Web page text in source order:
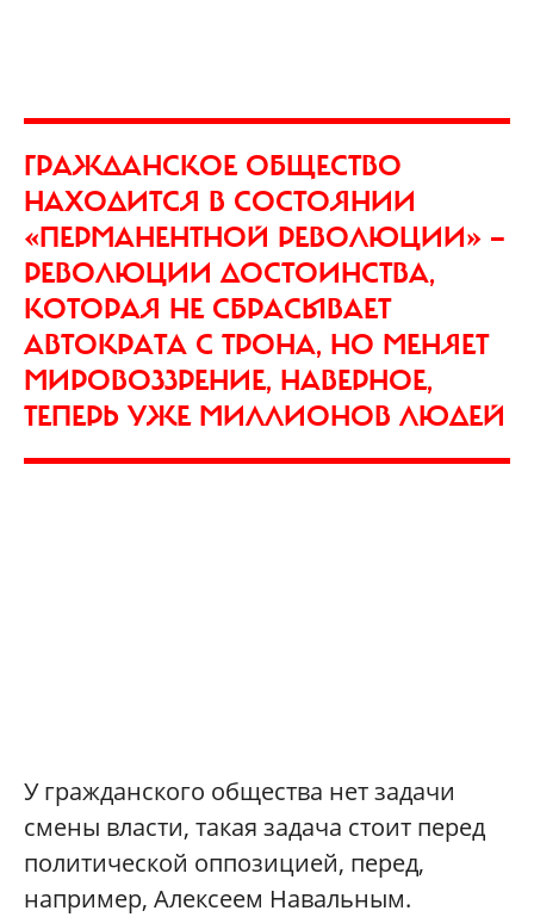
ГРАЖДАНСКОЕ ОБЩЕСТВО
НАХОДИТСЯ В СОСТОЯНИИ
«ПЕРМАНЕНТНОЙ РЕВОЛЮЦИИ» —
РЕВОЛЮЦИИ ДОСТОИНСТВА,
КОТОРАЯ НЕ СБРАСЫВАЕТ
АВТОКРАТА С ТРОНА, НО МЕНЯЕТ
МИРОВОЗЗРЕНИЕ, НАВЕРНОЕ,
ТЕПЕРЬ УЖЕ МИЛЛИОНОВ ЛЮДЕЙ
У гражданского общества нет задачи
смены власти, такая задача стоит перед
политической оппозицией, перед,
например, Алексеем Навальным.